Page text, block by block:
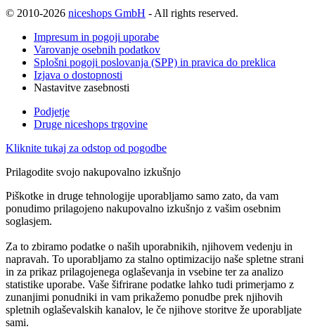
© 2010-2026 niceshops GmbH - All rights reserved.
Impresum in pogoji uporabe
Varovanje osebnih podatkov
Splošni pogoji poslovanja (SPP) in pravica do preklica
Izjava o dostopnosti
Nastavitve zasebnosti
Podjetje
Druge niceshops trgovine
Kliknite tukaj za odstop od pogodbe
Prilagodite svojo nakupovalno izkušnjo
Piškotke in druge tehnologije uporabljamo samo zato, da vam
ponudimo prilagojeno nakupovalno izkušnjo z vašim osebnim
soglasjem.
Za to zbiramo podatke o naših uporabnikih, njihovem vedenju in
napravah. To uporabljamo za stalno optimizacijo naše spletne strani
in za prikaz prilagojenega oglaševanja in vsebine ter za analizo
statistike uporabe. Vaše šifrirane podatke lahko tudi primerjamo z
zunanjimi ponudniki in vam prikažemo ponudbe prek njihovih
spletnih oglaševalskih kanalov, le če njihove storitve že uporabljate
sami.